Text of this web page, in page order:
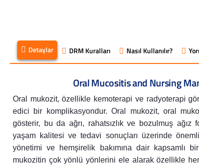
Detaylar DRM Kuralları Nasıl Kullanılır?
Oral Mucositis and Nursing
Oral mukozit, özellikle kemoterapi ve radyoterapi
edici bir komplikasyondur. Oral mukozit, oral
gösterir, bu da ağrı, rahatsızlık ve bozulmuş
yaşam kalitesi ve tedavi sonuçları üzerinde
yönetimi ve hemşirelik bakımına dair kapsamlı
mukozitin çok yönlü yönlerini ele alarak özellikle